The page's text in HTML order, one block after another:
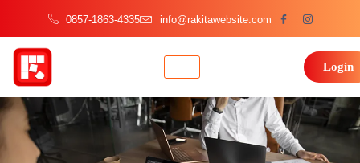
0857-1863-4335 info@rakitawebsite.com
Login